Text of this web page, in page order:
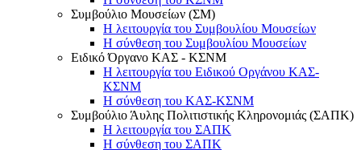
Συμβούλιο Μουσείων (ΣΜ)
Η λειτουργία του Συμβουλίου Μουσείων
Η σύνθεση του Συμβουλίου Μουσείων
Ειδικό Όργανο ΚΑΣ - ΚΣΝΜ
Η λειτουργία του Ειδικού Οργάνου ΚΑΣ-
ΚΣΝΜ
Η σύνθεση του ΚΑΣ-ΚΣΝΜ
Συμβούλιο Άυλης Πολιτιστικής Κληρονομιάς (ΣΑΠΚ)
Η λειτουργία του ΣΑΠΚ
Η σύνθεση του ΣΑΠΚ